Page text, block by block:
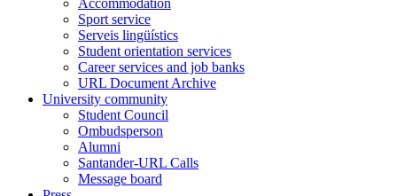
Sport service
Serveis lingüístics
Student orientation services
Career services and job banks
URL Document Archive
University community
Student Council
Ombudsperson
Alumni
Santander-URL Calls
Message board